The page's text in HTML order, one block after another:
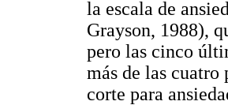
la escala de
Grayson, 1988),
pero las cinco
más de las cuatro
corte para